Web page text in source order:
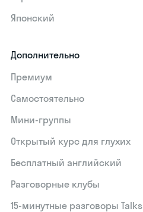
Японский
Дополнительно
Премиум
Самостоятельно
Мини-группы
Открытый курс для глухих
Бесплатный английский
Разговорные клубы
15‑минутные разговоры Talks